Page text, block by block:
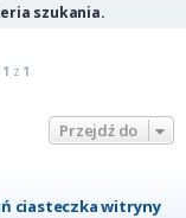
szukania.
1 z 1
Przejdź do
ciasteczka witryny